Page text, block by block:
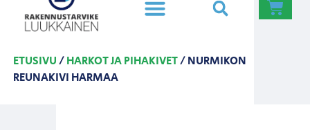
ETUSIVU/HARKOT JA PIHAKIVET/ NURMIKON
REUNAKIVI HARMAA